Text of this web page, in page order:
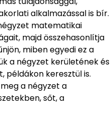
alkalmazással is bír.
matematikai
majd összehasonlítja
miben egyedi ez a
a négyzet kerületének és
példákon keresztül is.
a négyzet a
sőt, a